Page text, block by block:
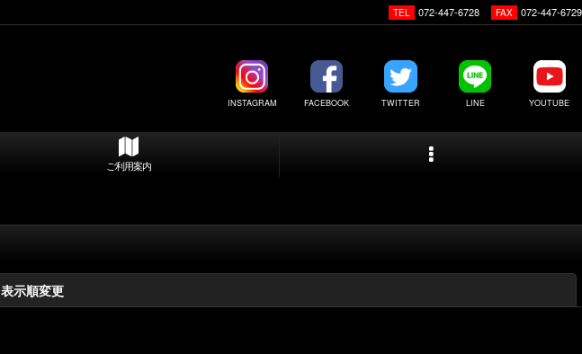
TEL 072-447-6728 FAX 072-447-6729
INSTAGRAM FACEBOOK TWITTER LINE YOUTUBE
ご利用案内
表示順変更